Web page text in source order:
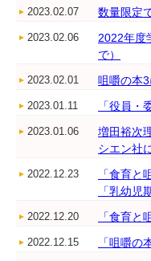
2023.02.07 数量限定
2023.02.06
2022年度
で）
2023.02.01 咀嚼の本
2023.01.11 「役員・
2023.01.06
増田裕次
シエン社
2022.12.23
「食育
「乳幼
2022.12.20 「食育
2022.12.15 「咀嚼